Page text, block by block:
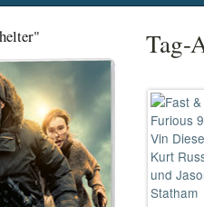
Tag-